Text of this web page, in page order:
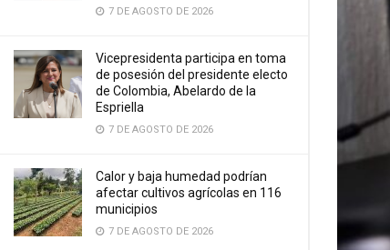
7 DE AGOSTO DE 2026
Vicepresidenta participa en toma
de posesión del presidente electo
de Colombia, Abelardo de la
Espriella
7 DE AGOSTO DE 2026
Calor y baja humedad podrían
afectar cultivos agrícolas en 116
municipios
7 DE AGOSTO DE 2026